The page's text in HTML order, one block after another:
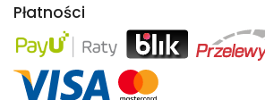
Płatności